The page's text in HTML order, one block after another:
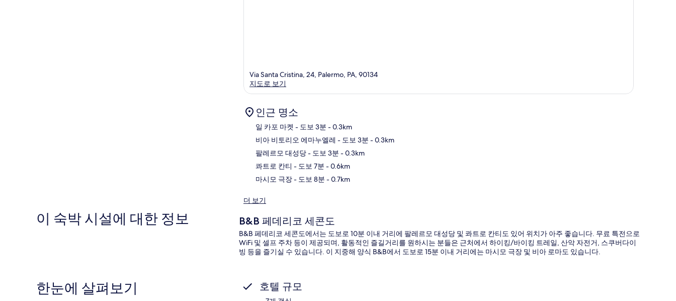
Via Santa Cristina, 24, Palermo, PA, 90134
지도로 보기
인근 명소
일 카포 마켓 - 도보 3분 - 0.3km
비아 비토리오 에마누엘레 - 도보 3분 - 0.3km
팔레르모 대성당- 도보 3분 - 0.3km
콰트로 칸티 - 도보 7분 - 0.6km
마시모 극장- 도보 8분 - 0.7km
더 보기
이 숙박 시설에 대한 정보 B&B 페데리코 세콘도
B&B 페데리코 세콘도에서는 도보로 10분 이내 거리에 팔레르모 대성당 및 콰트로 칸티도 있어 위치가 아주 좋습니다. 무료 특전으로
WiFi 및 셀프 주차 등이 제공되며, 활동적인 즐길거리를 원하시는 분들은 근처에서 하이킹/바이킹 트레일, 산악 자전거, 스쿠버다이
빙 등을 즐기실 수 있습니다. 이 지중해 양식 B&B에서 도보로 15분 이내 거리에는 마시모 극장 및 비아 로마도 있습니다.
한눈에 살펴보기 호텔 규모